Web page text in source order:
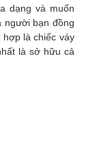
dạng và muốn
người bạn đồng
là chiếc váy
là sở hữu cả